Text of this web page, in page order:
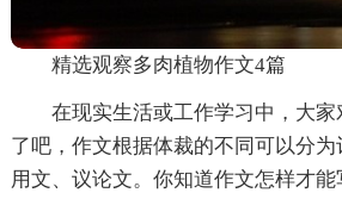
精选观察多肉植物作文4篇
在现实生活或工作学习中，大
了吧，作文根据体裁的不同可以分
用文、议论文。你知道作文怎样才